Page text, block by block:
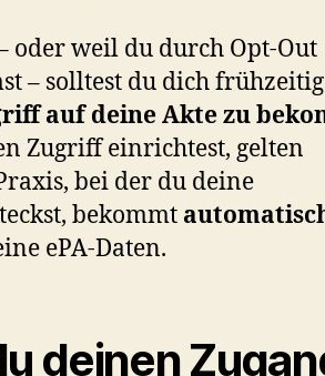
oder weil du durch Opt-Out
– solltest du dich frühzeitig
auf deine Akte zu
Zugriff einrichtest, gelten
bei der du deine
bekommt
ePA-Daten.
deinen